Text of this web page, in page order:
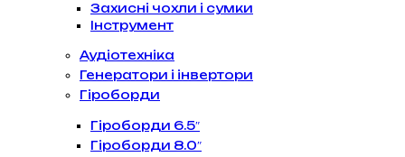
Захисні чохли і сумки
Інструмент
Аудіотехніка
Генератори і інвертори
Гіроборди
Гіроборди 6.5″
Гіроборди 8.0″